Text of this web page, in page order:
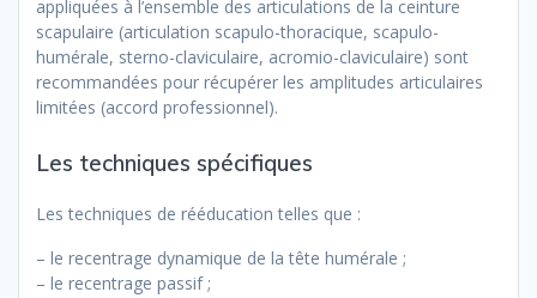
appliquées à l’ensemble des articulations de la ceinture
scapulaire (articulation scapulo-thoracique, scapulo-
humérale, sterno-claviculaire, acromio-claviculaire) sont
recommandées pour récupérer les amplitudes articulaires
limitées (accord professionnel).
Les techniques spécifiques
Les techniques de rééducation telles que :
– le recentrage dynamique de la tête humérale ;
– le recentrage passif ;